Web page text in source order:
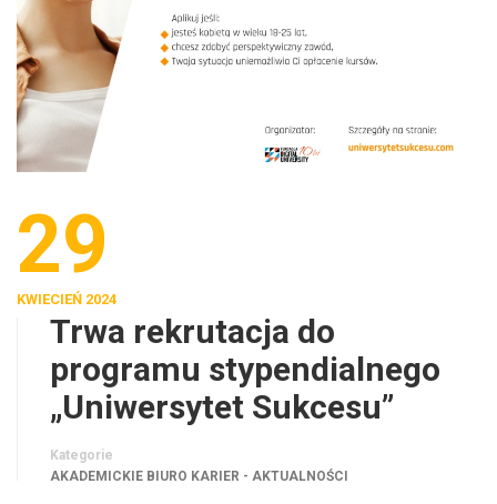
29
KWIECIEŃ 2024
Trwa rekrutacja do
programu stypendialnego
„Uniwersytet Sukcesu”
Kategorie
AKADEMICKIE BIURO KARIER - AKTUALNOŚCI